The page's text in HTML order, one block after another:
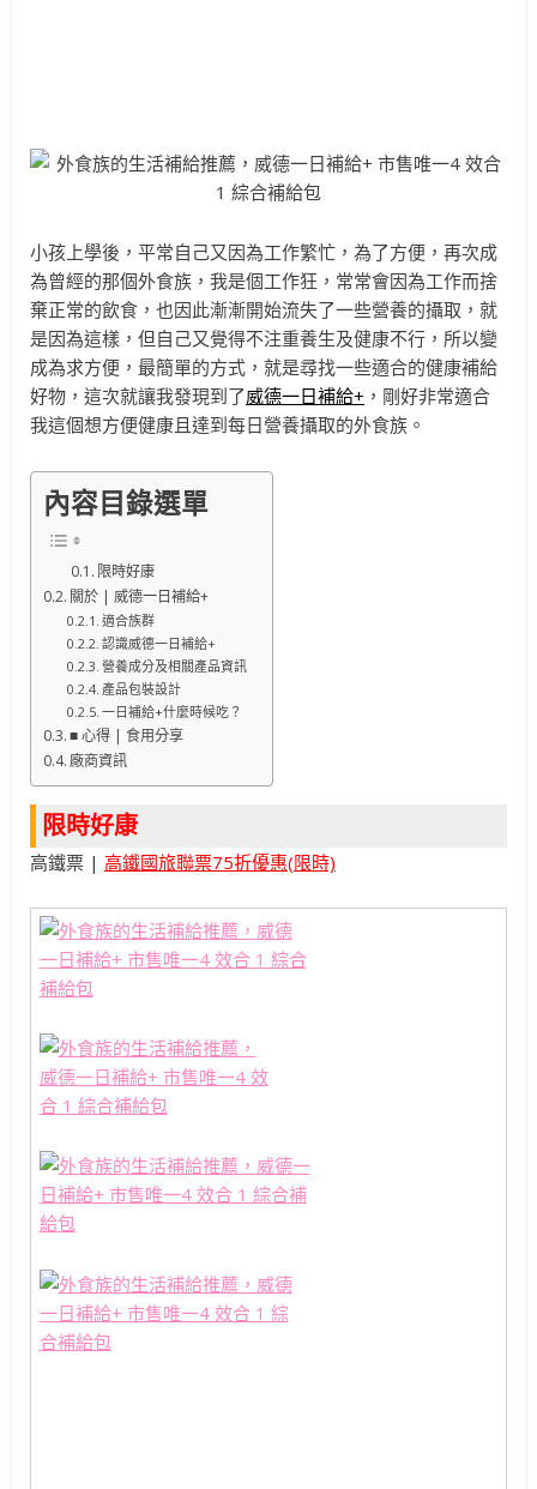
小孩上學後，平常自己又因為工作繁忙，為了方便，再次成
為曾經的那個外食族，我是個工作狂，常常會因為工作而捨
棄正常的飲食，也因此漸漸開始流失了一些營養的攝取，就
是因為這樣，但自己又覺得不注重養生及健康不行，所以變
成為求方便，最簡單的方式，就是尋找一些適合的健康補給
好物，這次就讓我發現到了威德一日補給+ ，剛好非常適合
我這個想方便健康且達到每日營養攝取的外食族。
內容目錄選單
限時好康
關於 | 威德一日補給+
適合族群
認識威德一日補給+
營養成分及相關產品資訊
產品包裝設計
一日補給+什麼時候吃？
■ 心得 | 食用分享
廠商資訊
限時好康
高鐵票 | 高鐵國旅聯票75折優惠(限時)